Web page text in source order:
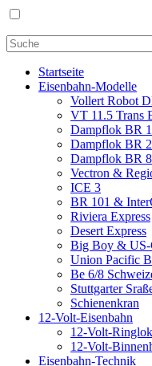
Startseite
Eisenbahn-Modelle
Vollert Robot
VT 11.5 Trans
Dampflok BR
Dampflok BR
Dampflok BR
Vectron &
ICE 3
BR 101 &
Riviera Express
Desert Express
Big Boy & US-
Union Pacific
Be 6/8
Stuttgarter
Schienenkran
12-Volt-Eisenbahn
12-Volt-
12-Volt-
Eisenbahn-Technik